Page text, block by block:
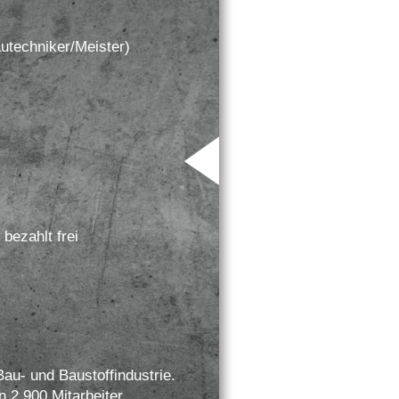
Meister)
bezahlt frei
und Baustoffindustrie.